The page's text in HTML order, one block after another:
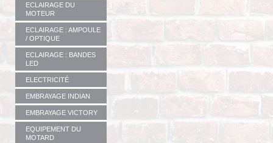
ECLAIRAGE DU
MOTEUR
ECLAIRAGE : AMPOULE
/ OPTIQUE
ECLAIRAGE : BANDES
LED
ELECTRICITÉ
EMBRAYAGE INDIAN
EMBRAYAGE VICTORY
EQUIPEMENT DU
MOTARD